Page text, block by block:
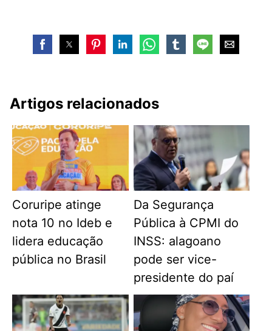
Artigos relacionados
Coruripe atinge
nota 10 no Ideb e
lidera educação
pública no Brasil
Da Segurança
Pública à CPMI do
INSS: alagoano
pode ser vice-
presidente do paí